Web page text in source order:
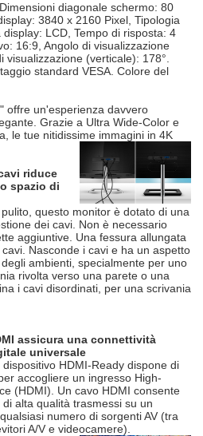
diagonale schermo: 80
3840 x 2160 Pixel, Tipologia
LCD, Tempo di risposta: 4
16:9, Angolo di visualizzazione
visualizzazione (verticale): 178°.
standard VESA. Colore del
offre un'esperienza davvero
Grazie a Ultra Wide-Color e
le tue nitidissime immagini in 4K
riduce
spazio di
questo monitor è dotato di una
dei cavi. Non è necessario
aggiuntive. Una fessura allungata
Nasconde i cavi e ha un aspetto
ambienti, specialmente per uno
rivolta verso una parete o una
i cavi disordinati, per una scrivania
assicura una connettività
universale
dispositivo HDMI-Ready dispone di
accogliere un ingresso High-
(HDMI). Un cavo HDMI consente
alta qualità trasmessi su un
numero di sorgenti AV (tra
A/V e videocamere).